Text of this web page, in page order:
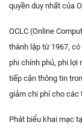
quyền duy nhất của
OCLC (Online
thành lập từ 1967,
phi chính phủ, phi lợi
tiếp cận thông tin
giảm chi phí cho các
Phát biểu khai mạc